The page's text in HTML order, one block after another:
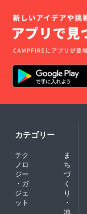
カテゴリー
テク
ノロ
ジー
・ガ
ジェ
ット
ま
ち
づ
く
り
・
地